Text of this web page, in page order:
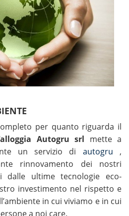
per quanto riguarda il
Autogru srl mette a
un servizio di
autogru ,
rinnovamento dei nostri
dalle ultime tecnologie eco-
investimento nel rispetto e
in cui viviamo e in cui
a noi care.